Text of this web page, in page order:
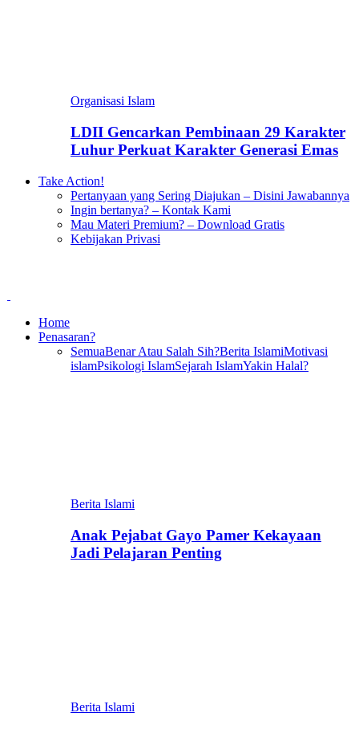
Organisasi Islam
LDII Gencarkan Pembinaan 29 Karakter
Luhur Perkuat Karakter Generasi Emas
Take Action!
Pertanyaan yang Sering Diajukan – Disini Jawabannya
Ingin bertanya? – Kontak Kami
Mau Materi Premium? – Download Gratis
Kebijakan Privasi
Home
Penasaran?
SemuaBenar Atau Salah Sih?Berita IslamiMotivasi
islamPsikologi IslamSejarah IslamYakin Halal?
Berita Islami
Anak Pejabat Gayo Pamer Kekayaan
Jadi Pelajaran Penting
Berita Islami